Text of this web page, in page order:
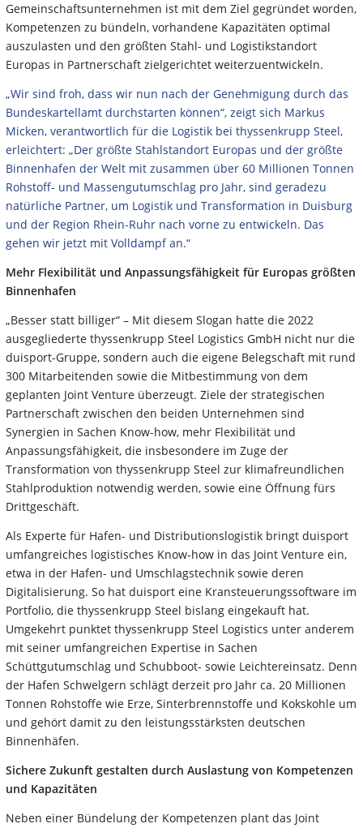
Gemeinschaftsunternehmen ist mit dem Ziel gegründet worden,
Kompetenzen zu bündeln, vorhandene Kapazitäten optimal
auszulasten und den größten Stahl- und Logistikstandort
Europas in Partnerschaft zielgerichtet weiterzuentwickeln.
„Wir sind froh, dass wir nun nach der Genehmigung durch das
Bundeskartellamt durchstarten können“, zeigt sich Markus
Micken, verantwortlich für die Logistik bei thyssenkrupp Steel,
erleichtert: „Der größte Stahlstandort Europas und der größte
Binnenhafen der Welt mit zusammen über 60 Millionen Tonnen
Rohstoff- und Massengutumschlag pro Jahr, sind geradezu
natürliche Partner, um Logistik und Transformation in Duisburg
und der Region Rhein-Ruhr nach vorne zu entwickeln. Das
gehen wir jetzt mit Volldampf an.“
Mehr Flexibilität und Anpassungsfähigkeit für Europas größten
Binnenhafen
„Besser statt billiger“ – Mit diesem Slogan hatte die 2022
ausgegliederte thyssenkrupp Steel Logistics GmbH nicht nur die
duisport-Gruppe, sondern auch die eigene Belegschaft mit rund
300 Mitarbeitenden sowie die Mitbestimmung von dem
geplanten Joint Venture überzeugt. Ziele der strategischen
Partnerschaft zwischen den beiden Unternehmen sind
Synergien in Sachen Know-how, mehr Flexibilität und
Anpassungsfähigkeit, die insbesondere im Zuge der
Transformation von thyssenkrupp Steel zur klimafreundlichen
Stahlproduktion notwendig werden, sowie eine Öffnung fürs
Drittgeschäft.
Als Experte für Hafen- und Distributionslogistik bringt duisport
umfangreiches logistisches Know-how in das Joint Venture ein,
etwa in der Hafen- und Umschlagstechnik sowie deren
Digitalisierung. So hat duisport eine Kransteuerungssoftware im
Portfolio, die thyssenkrupp Steel bislang eingekauft hat.
Umgekehrt punktet thyssenkrupp Steel Logistics unter anderem
mit seiner umfangreichen Expertise in Sachen
Schüttgutumschlag und Schubboot- sowie Leichtereinsatz. Denn
der Hafen Schwelgern schlägt derzeit pro Jahr ca. 20 Millionen
Tonnen Rohstoffe wie Erze, Sinterbrennstoffe und Kokskohle um
und gehört damit zu den leistungsstärksten deutschen
Binnenhäfen.
Sichere Zukunft gestalten durch Auslastung von Kompetenzen
und Kapazitäten
Neben einer Bündelung der Kompetenzen plant das Joint